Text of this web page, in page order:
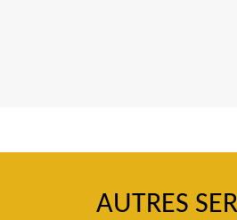
AUTRES